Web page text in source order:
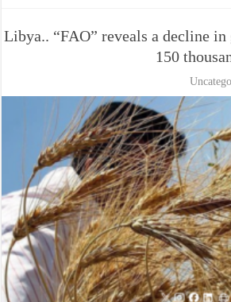
Libya.. “FAO” reveals a
150